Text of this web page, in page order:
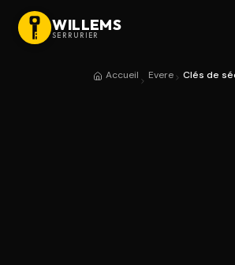
WILLEMS
SERRURIER
Accueil Evere Clés de